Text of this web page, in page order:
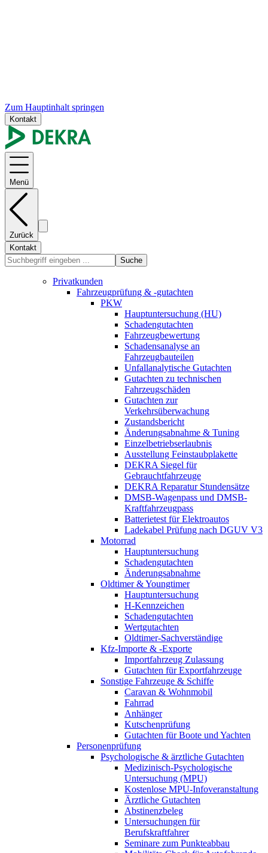
Zum Hauptinhalt springen
Kontakt
Menü
Zurück
Kontakt
Suche
Privatkunden
Fahrzeugprüfung & -gutachten
PKW
Hauptuntersuchung (HU)
Schadengutachten
Fahrzeugbewertung
Schadensanalyse an
Fahrzeugbauteilen
Unfallanalytische Gutachten
Gutachten zu technischen
Fahrzeugschäden
Gutachten zur
Verkehrsüberwachung
Zustandsbericht
Änderungsabnahme & Tuning
Einzelbetriebserlaubnis
Ausstellung Feinstaubplakette
DEKRA Siegel für
Gebrauchtfahrzeuge
DEKRA Reparatur Stundensätze
DMSB-Wagenpass und DMSB-
Kraftfahrzeugpass
Batterietest für Elektroautos
Ladekabel Prüfung nach DGUV V3
Motorrad
Hauptuntersuchung
Schadengutachten
Änderungsabnahme
Oldtimer & Youngtimer
Hauptuntersuchung
H-Kennzeichen
Schadengutachten
Wertgutachten
Oldtimer-Sachverständige
Kfz-Importe & -Exporte
Importfahrzeug Zulassung
Gutachten für Exportfahrzeuge
Sonstige Fahrzeuge & Schiffe
Caravan & Wohnmobil
Fahrrad
Anhänger
Kutschenprüfung
Gutachten für Boote und Yachten
Personenprüfung
Psychologische & ärztliche Gutachten
Medizinisch-Psychologische
Untersuchung (MPU)
Kostenlose MPU-Infoveranstaltung
Ärztliche Gutachten
Abstinenzbeleg
Untersuchungen für
Berufskraftfahrer
Seminare zum Punkteabbau